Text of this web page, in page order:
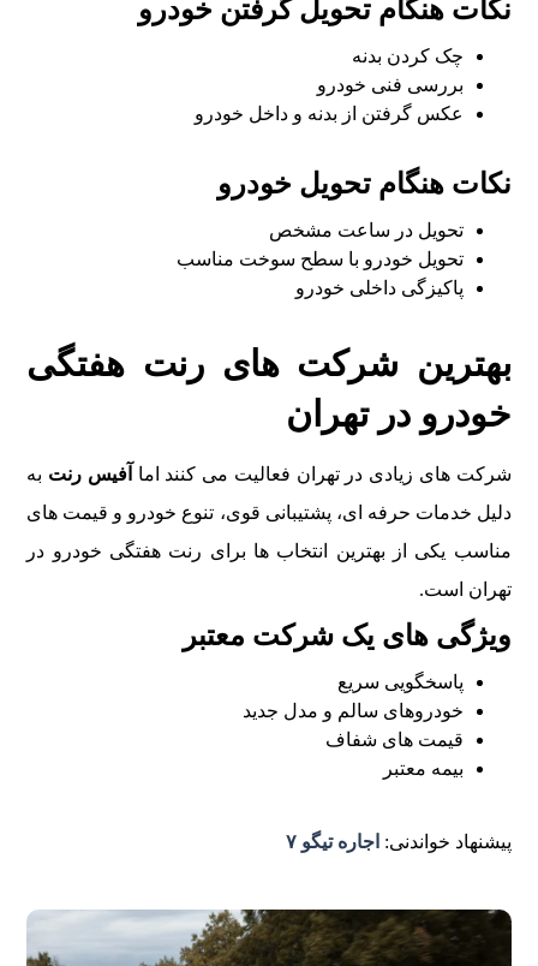
نکات هنگام تحویل گرفتن خودرو
چک کردن بدنه
بررسی فنی خودرو
عکس گرفتن از بدنه و داخل خودرو
نکات هنگام تحویل خودرو
تحویل در ساعت مشخص
تحویل خودرو با سطح سوخت مناسب
پاکیزگی داخلی خودرو
بهترین شرکت های رنت هفتگی
خودرو در تهران
شرکت های زیادی در تهران فعالیت می کنند اما آفیس رنت به
دلیل خدمات حرفه ای، پشتیبانی قوی، تنوع خودرو و قیمت های
مناسب یکی از بهترین انتخاب ها برای رنت هفتگی خودرو در
تهران است.
ویژگی های یک شرکت معتبر
پاسخگویی سریع
خودروهای سالم و مدل جدید
قیمت های شفاف
بیمه معتبر
پیشنهاد خواندنی: اجاره تیگو ۷